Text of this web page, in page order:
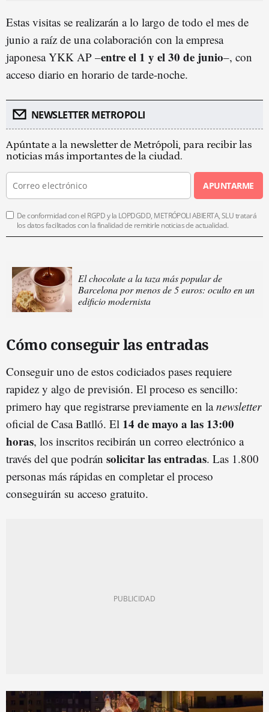
Estas visitas se realizarán a lo largo de todo el mes de
junio a raíz de una colaboración con la empresa
japonesa YKK AP –entre el 1 y el 30 de junio–, con
acceso diario en horario de tarde-noche.
NEWSLETTER METROPOLI
Apúntate a la newsletter de Metrópoli, para recibir las
noticias más importantes de la ciudad.
APUNTARME
De conformidad con el RGPD y la LOPDGDD, METRÓPOLI ABIERTA, SLU tratará
los datos facilitados con la finalidad de remitirle noticias de actualidad.
El chocolate a la taza más popular de
Barcelona por menos de 5 euros: oculto en un
edificio modernista
Cómo conseguir las entradas
Conseguir uno de estos codiciados pases requiere
rapidez y algo de previsión. El proceso es sencillo:
primero hay que registrarse previamente en lanewsletter
oficial de Casa Batlló. El 14 de mayo a las 13:00
horas, los inscritos recibirán un correo electrónico a
través del que podrán solicitar las entradas. Las 1.800
personas más rápidas en completar el proceso
conseguirán su acceso gratuito.